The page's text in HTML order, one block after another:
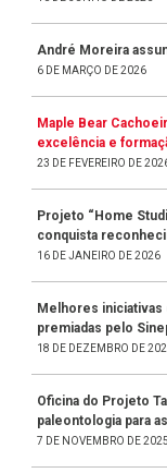
André Moreira
6 DE MARÇO DE 2026
Maple Bear
excelência e
23 DE FEVEREIRO DE
Projeto “Home
conquista
16 DE JANEIRO DE 2026
Melhores iniciativas
premiadas pelo
18 DE DEZEMBRO DE
Oficina do Projeto
paleontologia para
7 DE NOVEMBRO DE 2025